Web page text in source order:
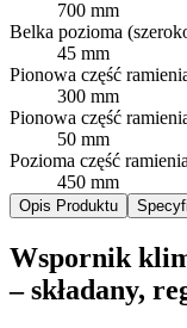
700 mm
Belka pozioma
45 mm
Pionowa część
300 mm
Pionowa część
50 mm
Pozioma część
450 mm
Opis Produktu
Wspornik
– składany,